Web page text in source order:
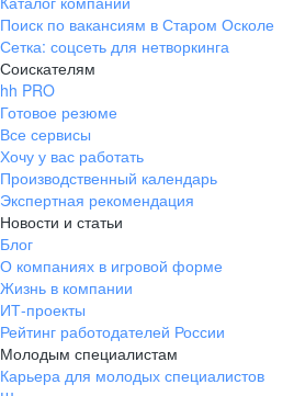
Поиск по вакансиям в Старом Осколе
Сетка: соцсеть для нетворкинга
Соискателям
hh PRO
Готовое резюме
Все сервисы
Хочу у вас работать
Производственный календарь
Экспертная рекомендация
Новости и статьи
Блог
О компаниях в игровой форме
Жизнь в компании
ИТ-проекты
Рейтинг работодателей России
Молодым специалистам
Карьера для молодых специалистов